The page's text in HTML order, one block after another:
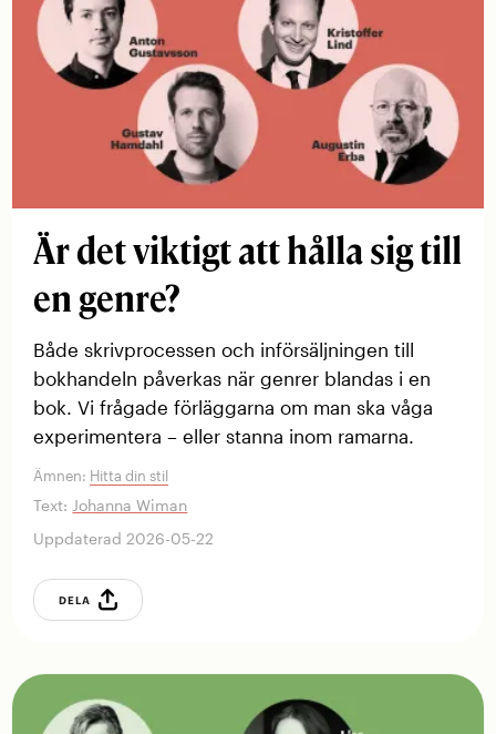
Är det viktigt att hålla sig till
en genre?
Både skrivprocessen och införsäljningen till
bokhandeln påverkas när genrer blandas i en
bok. Vi frågade förläggarna om man ska våga
experimentera – eller stanna inom ramarna.
Ämnen: Hitta din stil
Text: Johanna Wiman
Uppdaterad 2026-05-22
DELA